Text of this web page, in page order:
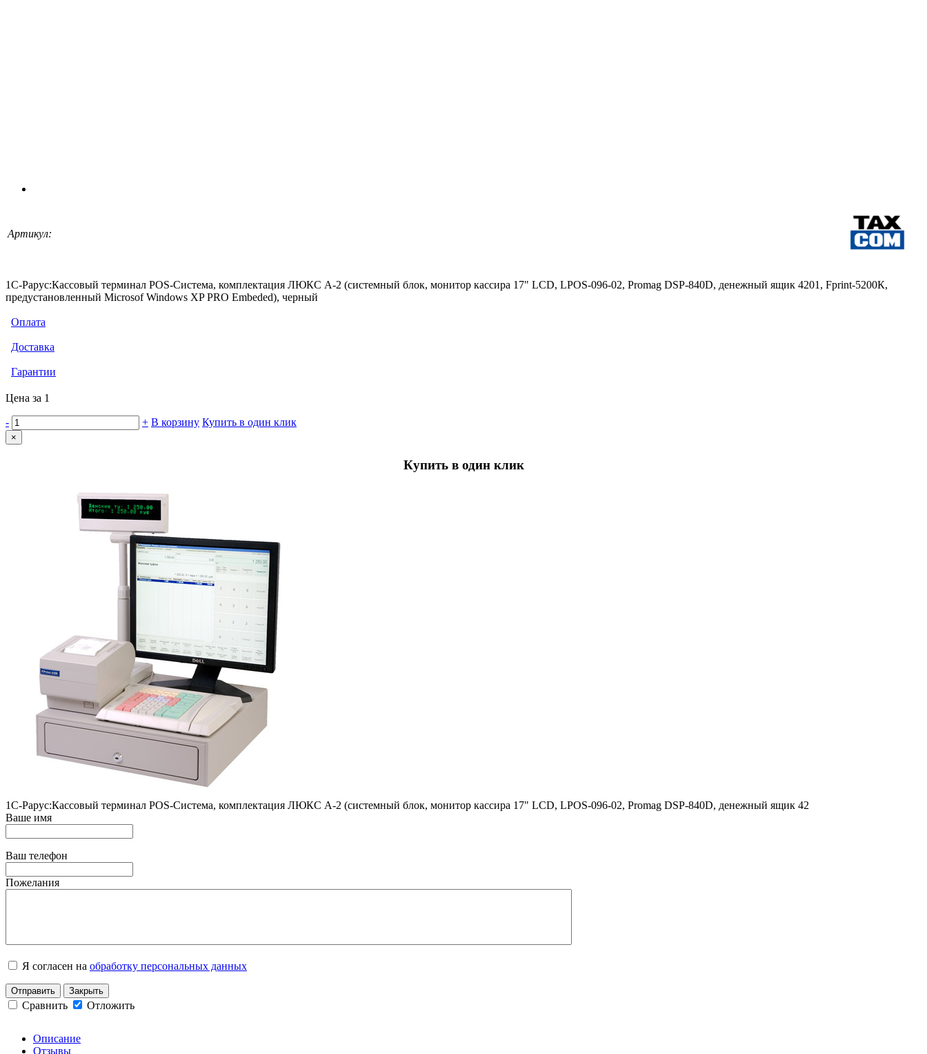
Артикул:
1С-Рарус:Кассовый терминал POS-Система, комплектация ЛЮКС A-2 (системный блок, монитор кассира 17" LCD, LPOS-096-02, Promag DSP-840D, денежный ящик 4201, Fprint-5200К,
предустановленный Microsof Windows XP PRO Embeded), черный
Оплата
Доставка
Гарантии
Цена за 1
- + В корзину Купить в один клик
×
Купить в один клик
1С-Рарус:Кассовый терминал POS-Система, комплектация ЛЮКС A-2 (системный блок, монитор кассира 17" LCD, LPOS-096-02, Promag DSP-840D, денежный ящик 42
Ваше имя
Ваш телефон
Пожелания
Я согласен на обработку персональных данных
Отправить Закрыть
Сравнить Отложить
Описание
Отзывы